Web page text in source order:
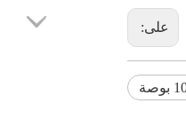
على:
بوصة